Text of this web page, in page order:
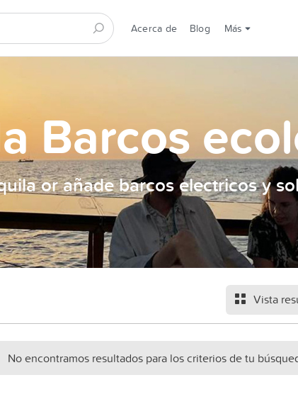
Acerca de Blog Más
Barcos
or añade barcos electricos y
Vista
No encontramos resultados para los criterios de tu